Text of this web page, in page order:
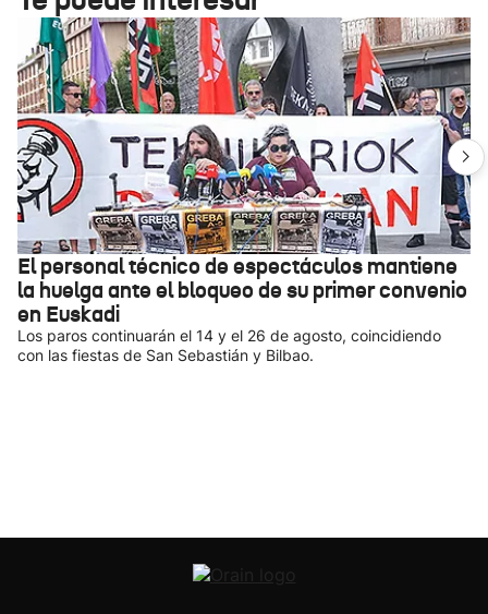
El personal técnico de espectáculos mantiene
la huelga ante el bloqueo de su primer convenio
en Euskadi
Los paros continuarán el 14 y el 26 de agosto, coincidiendo
con las fiestas de San Sebastián y Bilbao.